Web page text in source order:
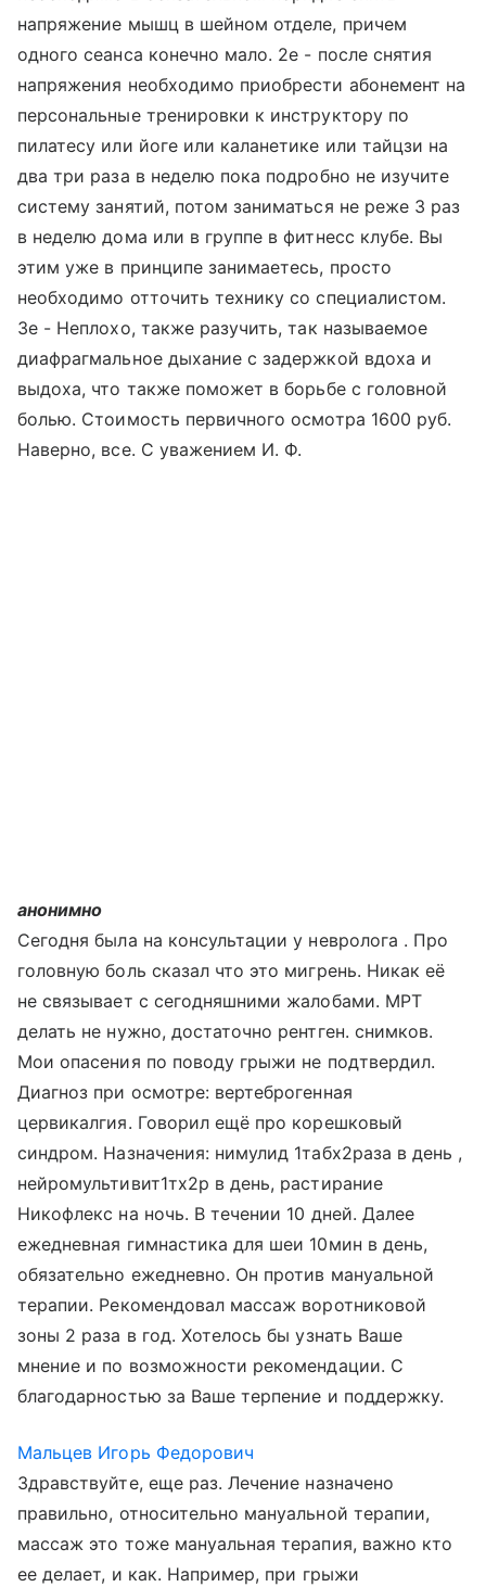
напряжение мышц в шейном отделе, причем
одного сеанса конечно мало. 2е - после снятия
напряжения необходимо приобрести абонемент на
персональные тренировки к инструктору по
пилатесу или йоге или каланетике или тайцзи на
два три раза в неделю пока подробно не изучите
систему занятий, потом заниматься не реже 3 раз
в неделю дома или в группе в фитнесс клубе. Вы
этим уже в принципе занимаетесь, просто
необходимо отточить технику со специалистом.
3е - Неплохо, также разучить, так называемое
диафрагмальное дыхание с задержкой вдоха и
выдоха, что также поможет в борьбе с головной
болью. Стоимость первичного осмотра 1600 руб.
Наверно, все. С уважением И. Ф.
анонимно
Сегодня была на консультации у невролога . Про
головную боль сказал что это мигрень. Никак её
не связывает с сегодняшними жалобами. МРТ
делать не нужно, достаточно рентген. снимков.
Мои опасения по поводу грыжи не подтвердил.
Диагноз при осмотре: вертеброгенная
цервикалгия. Говорил ещё про корешковый
синдром. Назначения: нимулид 1табх2раза в день ,
нейромультивит1тх2р в день, растирание
Никофлекс на ночь. В течении 10 дней. Далее
ежедневная гимнастика для шеи 10мин в день,
обязательно ежедневно. Он против мануальной
терапии. Рекомендовал массаж воротниковой
зоны 2 раза в год. Хотелось бы узнать Ваше
мнение и по возможности рекомендации. С
благодарностью за Ваше терпение и поддержку.
Мальцев Игорь Федорович
Здравствуйте, еще раз. Лечение назначено
правильно, относительно мануальной терапии,
массаж это тоже мануальная терапия, важно кто
ее делает, и как. Например, при грыжи